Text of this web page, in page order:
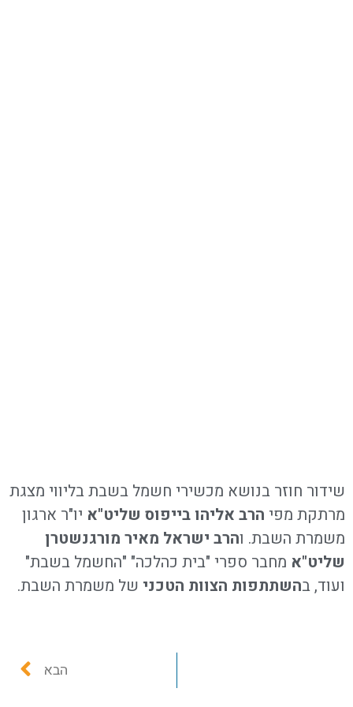
שידור חוזר בנושא מכשירי חשמל בשבת בליווי מצגת
מרתקת מפי הרב אליהו בייפוס שליט"א יו"ר ארגון
משמרת השבת. והרב ישראל מאיר מורגנשטרן
שליט"א מחבר ספרי "בית כהלכה" "החשמל בשבת"
ועוד, בהשתתפות הצוות הטכני של משמרת השבת.
הבא